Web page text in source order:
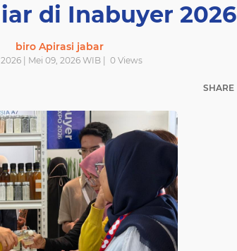
di Inabuyer 2026
biro Apirasi jabar
| Mei 09, 2026 WIB | 0Views
SHARE